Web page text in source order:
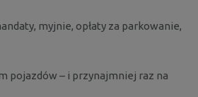
myjnie, opłaty za parkowanie,
pojazdów – i przynajmniej raz na